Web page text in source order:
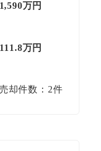
1,590万円
111.8万円
却件数：2件